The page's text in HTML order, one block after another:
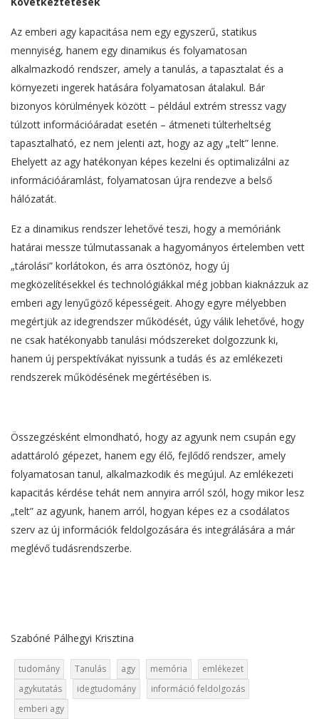
Az emberi agy kapacitása nem egy egyszerű, statikus
mennyiség, hanem egy dinamikus és folyamatosan
alkalmazkodó rendszer, amely a tanulás, a tapasztalat és a
környezeti ingerek hatására folyamatosan átalakul. Bár
bizonyos körülmények között – például extrém stressz vagy
túlzott információáradat esetén – átmeneti túlterheltség
tapasztalható, ez nem jelenti azt, hogy az agy „telt” lenne.
Ehelyett az agy hatékonyan képes kezelni és optimalizálni az
információáramlást, folyamatosan újra rendezve a belső
hálózatát.
Ez a dinamikus rendszer lehetővé teszi, hogy a memóriánk
határai messze túlmutassanak a hagyományos értelemben vett
„tárolási” korlátokon, és arra ösztönöz, hogy új
megközelítésekkel és technológiákkal még jobban kiaknázzuk az
emberi agy lenyűgöző képességeit. Ahogy egyre mélyebben
megértjük az idegrendszer működését, úgy válik lehetővé, hogy
ne csak hatékonyabb tanulási módszereket dolgozzunk ki,
hanem új perspektívákat nyissunk a tudás és az emlékezeti
rendszerek működésének megértésében is.
Összegzésként elmondható, hogy az agyunk nem csupán egy
adattároló gépezet, hanem egy élő, fejlődő rendszer, amely
folyamatosan tanul, alkalmazkodik és megújul. Az emlékezeti
kapacitás kérdése tehát nem annyira arról szól, hogy mikor lesz
„telt” az agyunk, hanem arról, hogyan képes ez a csodálatos
szerv az új információk feldolgozására és integrálására a már
meglévő tudásrendszerbe.
Szabóné Pálhegyi Krisztina
tudomány Tanulás agy memória
emlékezet
agykutatás
idegtudomány
információ feldolgozás
emberi agy